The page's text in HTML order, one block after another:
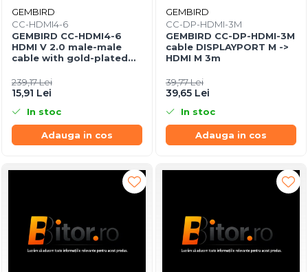
GEMBIRD
CC-HDMI4-6
GEMBIRD CC-HDMI4-6
HDMI V 2.0 male-male
cable with gold-plated
239,17 Lei
15,91 Lei
In stoc
Adauga in cos
GEMBIRD
CC-DP-HDMI-3M
GEMBIRD CC-DP-HDMI-3M
cable DISPLAYPORT M ->
HDMI M 3m
39,77 Lei
39,65 Lei
In stoc
Adauga in cos